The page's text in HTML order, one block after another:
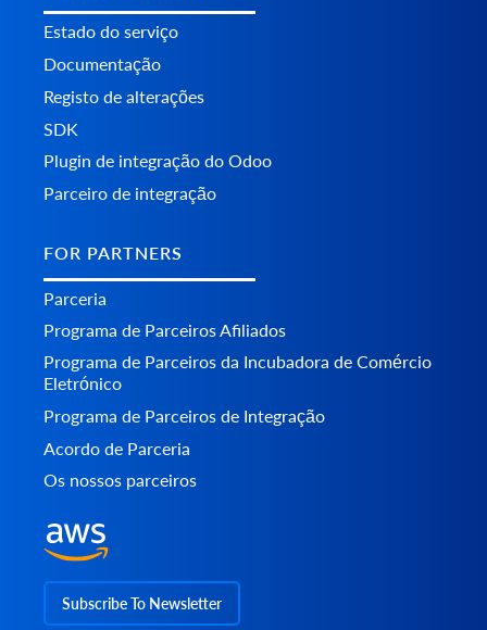
Estado do serviço
Documentação
Registo de alterações
SDK
Plugin de integração do Odoo
Parceiro de integração
FOR PARTNERS
Parceria
Programa de Parceiros Afiliados
Programa de Parceiros da Incubadora de Comércio
Eletrónico
Programa de Parceiros de Integração
Acordo de Parceria
Os nossos parceiros
Subscribe To Newsletter